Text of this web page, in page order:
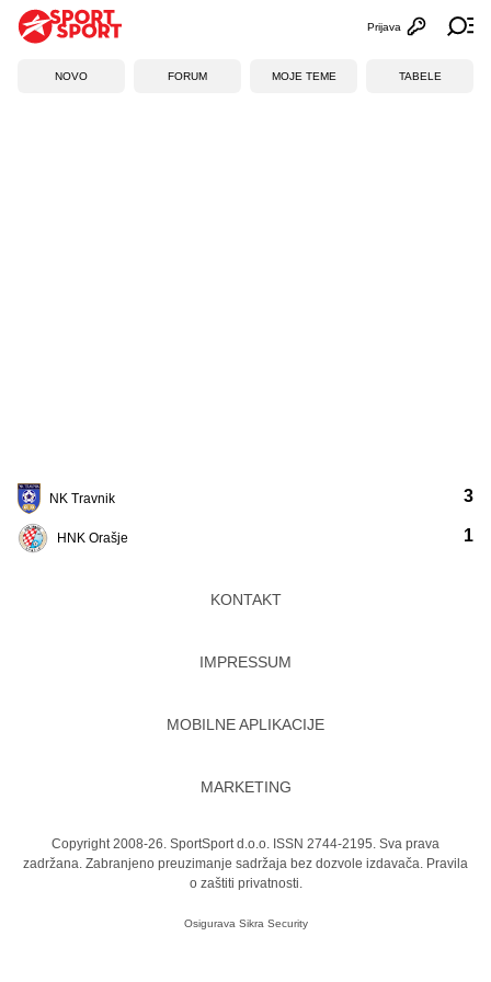
Otvori
Prijava
NOVO FORUM MOJE TEME TABELE
NK Travnik
HNK Orašje
3
1
KONTAKT
IMPRESSUM
MOBILNE APLIKACIJE
MARKETING
Copyright 2008-26. SportSport d.o.o. ISSN 2744-2195. Sva prava
zadržana. Zabranjeno preuzimanje sadržaja bez dozvole izdavača. Pravila
o zaštiti privatnosti.
Osigurava Sikra Security